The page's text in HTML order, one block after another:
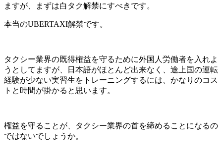
ますが、まずは白タク解禁にすべきです。
本当のUBERTAXI解禁です。
タクシー業界の既得権益を守るために外国人労働者を入れよ
うとしてますが、日本語がほとんど出来なく、途上国の運転
経験が少ない実習生をトレーニングするには、かなりのコス
トと時間が掛かると思います。
権益を守ることが、タクシー業界の首を締めることになるの
ではないでしょうか。